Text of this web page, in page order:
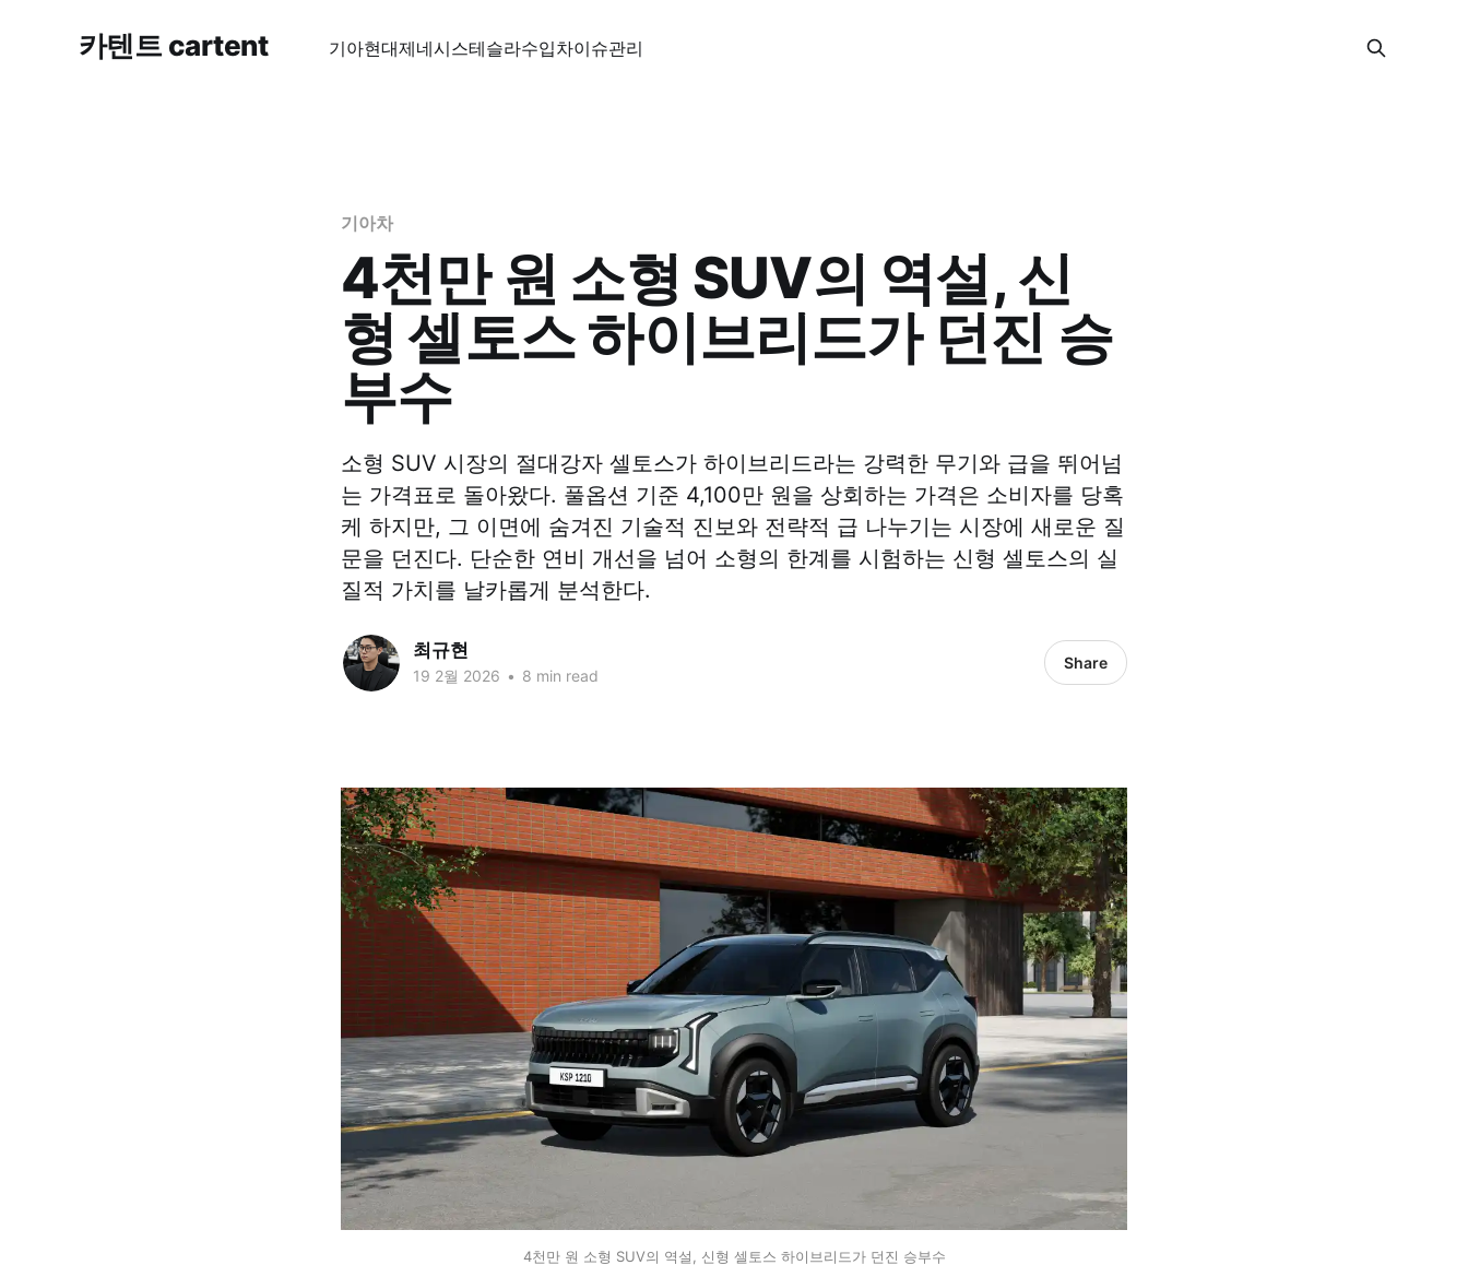
카텐트 cartent 기아현대제네시스테슬라수입차이슈관리
기아차
4천만 원 소형 SUV의 역설, 신
형 셀토스 하이브리드가 던진 승
부수
소형 SUV 시장의 절대강자 셀토스가 하이브리드라는 강력한 무기와 급을 뛰어넘
는 가격표로 돌아왔다. 풀옵션 기준 4,100만 원을 상회하는 가격은 소비자를 당혹
케 하지만, 그 이면에 숨겨진 기술적 진보와 전략적 급 나누기는 시장에 새로운 질
문을 던진다. 단순한 연비 개선을 넘어 소형의 한계를 시험하는 신형 셀토스의 실
질적 가치를 날카롭게 분석한다.
최규현
19 2월 2026 • 8 min read
Share
4천만 원 소형 SUV의 역설, 신형 셀토스 하이브리드가 던진 승부수